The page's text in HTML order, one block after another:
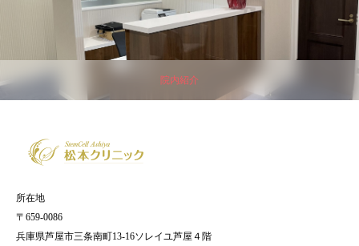
院内紹介
所在地
〒659-0086
兵庫県芦屋市三条南町13-16ソレイユ芦屋４階